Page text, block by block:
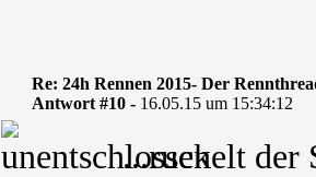
Re: 24h Rennen 2015- Der
Antwort #10 - 16.05.15 um 15:34:12
...ruckelt der